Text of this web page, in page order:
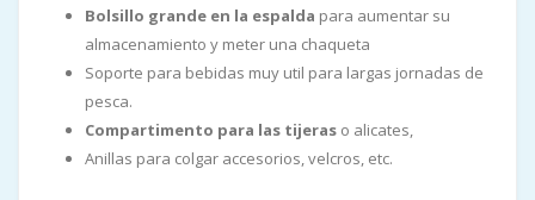
Bolsillo grande en la espalda para aumentar su
almacenamiento y meter una chaqueta
Soporte para bebidas muy util para largas jornadas de
pesca.
Compartimento para las tijeras o alicates,
Anillas para colgar accesorios, velcros, etc.